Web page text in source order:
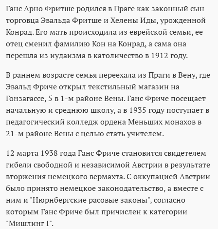
Ганс Арно Фритше родился в Праге как законный сын
торговца Эвальда Фритше и Хелены Иды, урожденной
Конрад. Его мать происходила из еврейской семьи, ее
отец сменил фамилию Кон на Конрад, а сама она
перешла из иудаизма в католичество в 1912 году.
В раннем возрасте семья переехала из Праги в Вену, где
Эвальд Фриче открыл текстильный магазин на
Гонзагассе, 5 в 1-м районе Вены. Ганс Фриче посещает
начальную и среднюю школу, а в 1935 году поступает в
педагогический колледж ордена Меньших монахов в
21-м районе Вены с целью стать учителем.
12 марта 1938 года Ганс Фриче становится свидетелем
гибели свободной и независимой Австрии в результате
вторжения немецкого вермахта. С оккупацией Австрии
было принято немецкое законодательство, а вместе с
ним и "Нюрнбергские расовые законы", согласно
которым Ганс Фриче был причислен к категории
"Мишлинг I".